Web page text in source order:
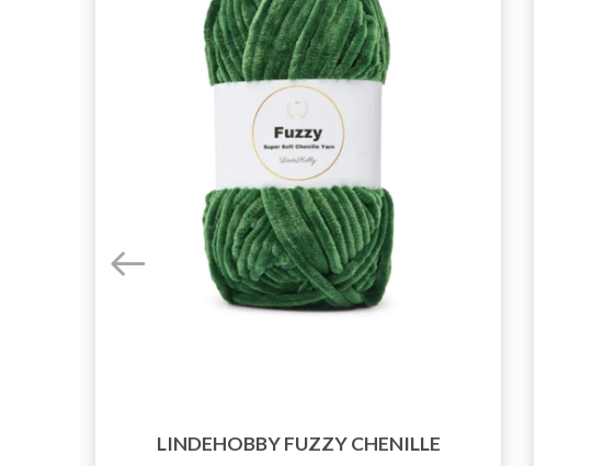
LINDEHOBBY FUZZY CHENILLE